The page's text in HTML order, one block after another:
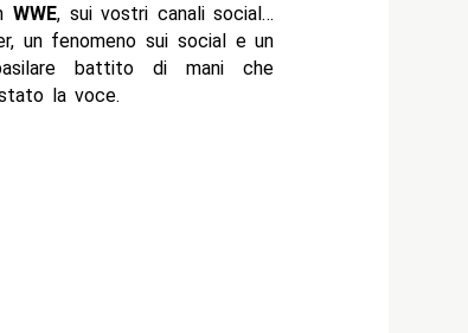
WWE, sui vostri canali social…
un fenomeno sui social e un
battito di mani che
la voce.